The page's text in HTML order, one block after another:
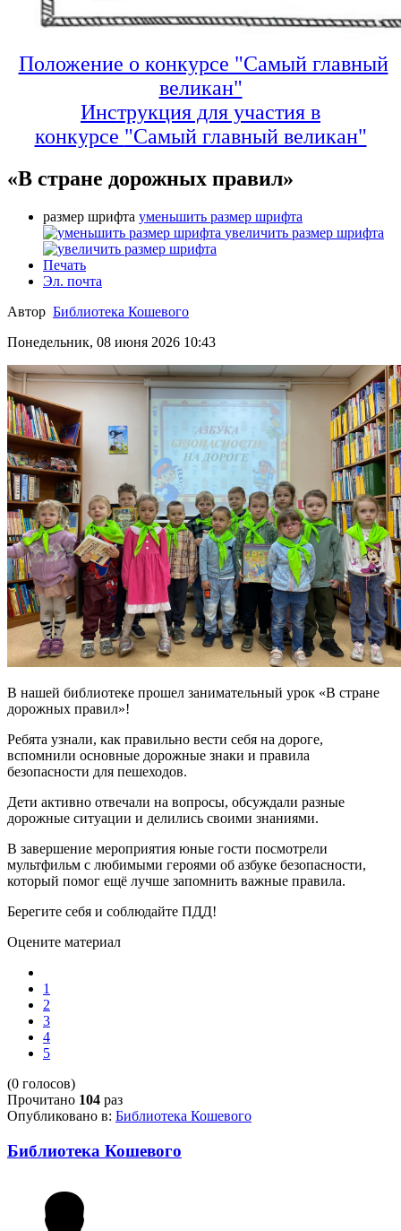
Положение о конкурсе "Самый главный
великан"
Инструкция для участия в
конкурсе "Самый главный великан"
«В стране дорожных правил»
размер шрифта уменьшить размер шрифта
увеличить размер шрифта
Печать
Эл. почта
Автор Библиотека Кошевого
Понедельник, 08 июня 2026 10:43
В нашей библиотеке прошел занимательный урок «В стране
дорожных правил»!
Ребята узнали, как правильно вести себя на дороге,
вспомнили основные дорожные знаки и правила
безопасности для пешеходов.
Дети активно отвечали на вопросы, обсуждали разные
дорожные ситуации и делились своими знаниями.
В завершение мероприятия юные гости посмотрели
мультфильм с любимыми героями об азбуке безопасности,
который помог ещё лучше запомнить важные правила.
Берегите себя и соблюдайте ПДД!
Оцените материал
1
2
3
4
5
(0 голосов)
Прочитано 104 раз
Опубликовано в: Библиотека Кошевого
Библиотека Кошевого